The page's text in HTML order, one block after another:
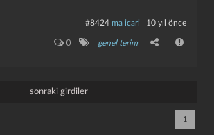
#8424 ma icari 10 yıl önce
0 genel terim
sonraki girdiler
1